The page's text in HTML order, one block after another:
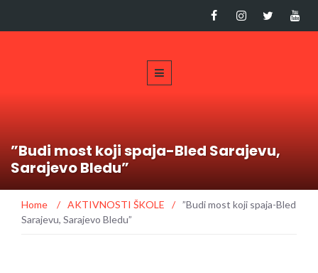
”Budi most koji spaja-Bled Sarajevu,
Sarajevo Bledu”
Home / AKTIVNOSTI ŠKOLE / ”Budi most koji spaja-Bled
Sarajevu, Sarajevo Bledu”